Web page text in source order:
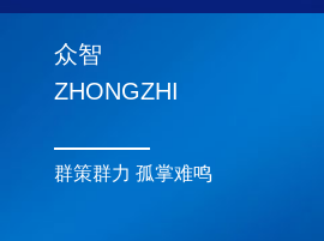
众智
ZHONGZHI
群策群力 孤掌难鸣